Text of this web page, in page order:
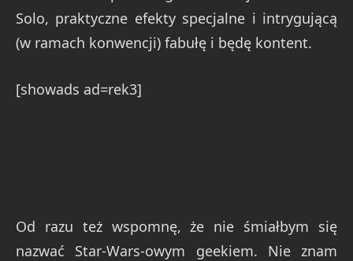
Solo, praktyczne efekty specjalne i intrygującą
(w ramach konwencji) fabułę i będę kontent.
[showads ad=rek3]
Od razu też wspomnę, że nie śmiałbym się
nazwać Star-Wars-owym geekiem. Nie znam